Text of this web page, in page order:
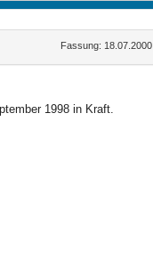
Fassung: 18.07.2000
1998 in Kraft.